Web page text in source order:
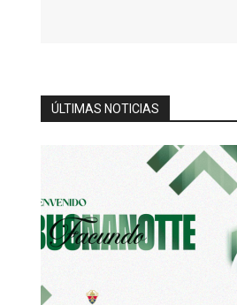
ÚLTIMAS NOTICIAS